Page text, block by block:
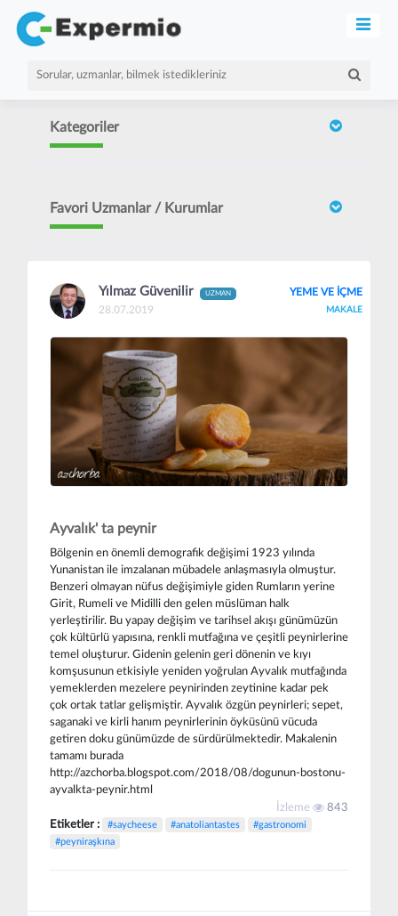
Kategoriler
Favori Uzmanlar / Kurumlar
Yılmaz Güvenilir UZMAN
28.07.2019
YEME VE İÇME
MAKALE
Ayvalık' ta peynir
Bölgenin en önemli demografik değişimi 1923 yılında
Yunanistan ile imzalanan mübadele anlaşmasıyla olmuştur.
Benzeri olmayan nüfus değişimiyle giden Rumların yerine
Girit, Rumeli ve Midilli den gelen müslüman halk
yerleştirilir. Bu yapay değişim ve tarihsel akışı günümüzün
çok kültürlü yapısına, renkli mutfağına ve çeşitli peynirlerine
temel oluşturur. Gidenin gelenin geri dönenin ve kıyı
komşusunun etkisiyle yeniden yoğrulan Ayvalık mutfağında
yemeklerden mezelere peynirinden zeytinine kadar pek
çok ortak tatlar gelişmiştir. Ayvalık özgün peynirleri; sepet,
saganaki ve kirli hanım peynirlerinin öyküsünü vücuda
getiren doku günümüzde de sürdürülmektedir. Makalenin
tamamı burada
http://azchorba.blogspot.com/2018/08/dogunun-bostonu-
ayvalkta-peynir.html
İzleme
843
Etiketler : #saycheese #anatoliantastes
#gastronomi
#peyniraşkına